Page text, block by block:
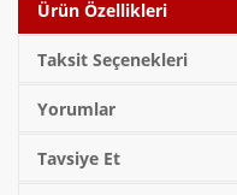
Ürün Özellikleri
Taksit Seçenekleri
Yorumlar
Tavsiye Et